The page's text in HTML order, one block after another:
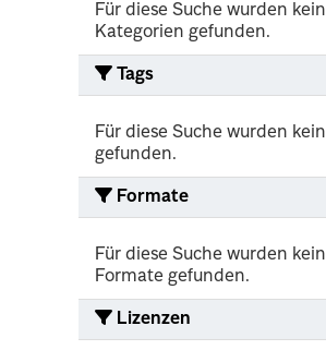
Für diese Suche wurden
Kategorien gefunden.
Tags
Für diese Suche wurden
gefunden.
Formate
Für diese Suche wurden
Formate gefunden.
Lizenzen